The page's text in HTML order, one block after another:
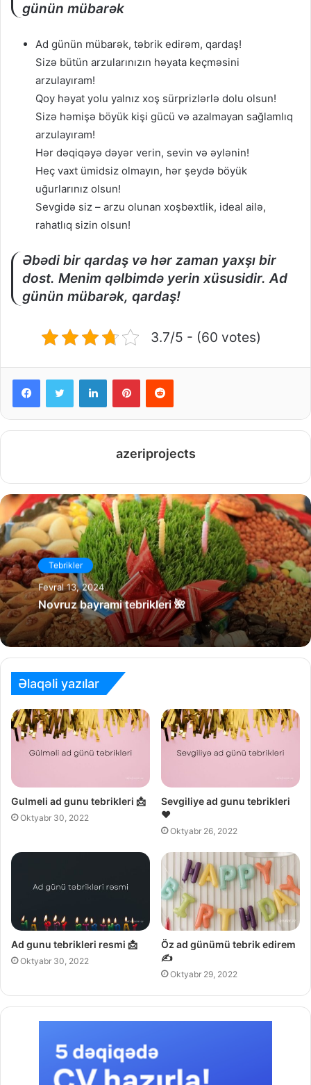
günün mübarək
Ad günün mübarək, təbrik edirəm, qardaş!
Sizə bütün arzularınızın həyata keçməsini
arzulayıram!
Qoy həyat yolu yalnız xoş sürprizlərlə dolu olsun!
Sizə həmişə böyük kişi gücü və azalmayan sağlamlıq
arzulayıram!
Hər dəqiqəyə dəyər verin, sevin və əylənin!
Heç vaxt ümidsiz olmayın, hər şeydə böyük
uğurlarınız olsun!
Sevgidə siz – arzu olunan xoşbəxtlik, ideal ailə,
rahatlıq sizin olsun!
Əbədi bir qardaş və hər zaman yaxşı bir
dost. Menim qəlbimdə yerin xüsusidir. Ad
günün mübarək, qardaş!
3.7/5 - (60 votes)
FacebookTwitter LinkedInPinterestReddit
azeriprojects
Tebrikler
Fevral 13, 2024
Novruz bayrami tebrikleri 🌺
Əlaqəli yazılar
Gulmeli ad gunu tebrikleri 📩
Oktyabr 30, 2022
Sevgiliye ad gunu tebrikleri
❤️
Oktyabr 26, 2022
Ad gunu tebrikleri resmi 📩
Oktyabr 30, 2022
Öz ad günümü tebrik edirem
✍️
Oktyabr 29, 2022